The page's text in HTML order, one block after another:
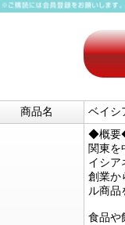
商品名 ベイシ
◆概
関東を
イシア
創業か
ル商品
食品や